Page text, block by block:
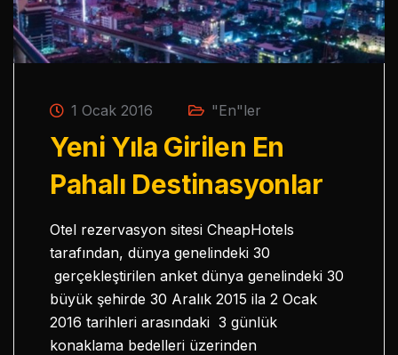
1 Ocak 2016 "En"ler
Yeni Yıla Girilen En
Pahalı Destinasyonlar
Otel rezervasyon sitesi CheapHotels
tarafından, dünya genelindeki 30
gerçekleştirilen anket dünya genelindeki 30
büyük şehirde 30 Aralık 2015 ila 2 Ocak
2016 tarihleri arasındaki 3 günlük
konaklama bedelleri üzerinden